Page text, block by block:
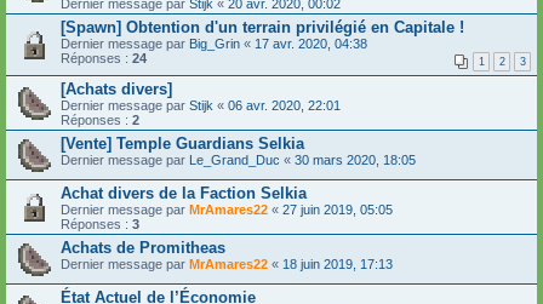
Dernier message par Stijk « 20 avr. 2020, 00:02
[Spawn] Obtention d'un terrain privilégié en Capitale !
Dernier message par Big_Grin « 17 avr. 2020, 04:38
Réponses : 24 1 2 3
[Achats divers]
Dernier message par Stijk « 06 avr. 2020, 22:01
Réponses : 2
[Vente] Temple Guardians Selkia
Dernier message par Le_Grand_Duc « 30 mars 2020, 18:05
Achat divers de la Faction Selkia
Dernier message par MrAmares22 « 27 juin 2019, 05:05
Réponses : 3
Achats de Promitheas
Dernier message par MrAmares22 « 18 juin 2019, 17:13
État Actuel de l’Économie